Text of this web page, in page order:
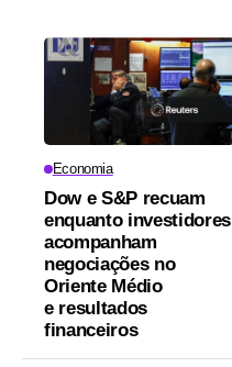
Economia
Dow e S&P recuam
enquanto investidores
acompanham
negociações no
Oriente Médio
e resultados
financeiros